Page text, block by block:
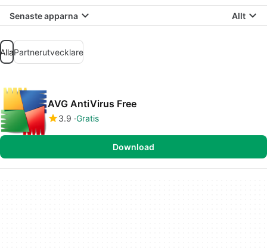
Senaste apparna Allt
AllaPartnerutvecklare
AVG AntiVirus Free
3.9 Gratis
Download